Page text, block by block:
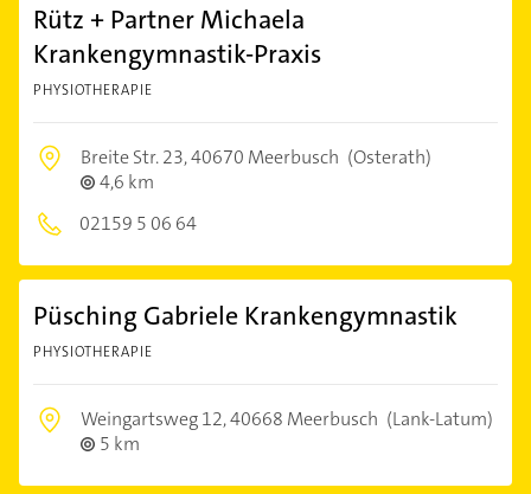
Rütz + Partner Michaela
Krankengymnastik-Praxis
PHYSIOTHERAPIE
Breite Str. 23,40670 Meerbusch (Osterath)
4,6 km
02159 5 06 64
Püsching Gabriele Krankengymnastik
PHYSIOTHERAPIE
Weingartsweg 12,40668 Meerbusch (Lank-Latum)
5 km